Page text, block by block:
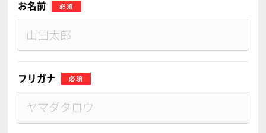
お名前
フリガナ